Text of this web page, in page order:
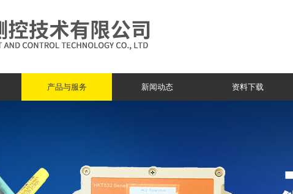
产品与服务 新闻动态 资料下载